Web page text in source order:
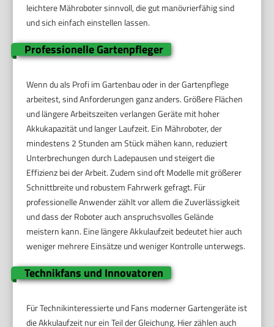
leichtere Mähroboter sinnvoll, die gut manövrierfähig sind
und sich einfach einstellen lassen.
Professionelle Gartenpfleger
Wenn du als Profi im Gartenbau oder in der Gartenpflege
arbeitest, sind Anforderungen ganz anders. Größere Flächen
und längere Arbeitszeiten verlangen Geräte mit hoher
Akkukapazität und langer Laufzeit. Ein Mähroboter, der
mindestens 2 Stunden am Stück mähen kann, reduziert
Unterbrechungen durch Ladepausen und steigert die
Effizienz bei der Arbeit. Zudem sind oft Modelle mit größerer
Schnittbreite und robustem Fahrwerk gefragt. Für
professionelle Anwender zählt vor allem die Zuverlässigkeit
und dass der Roboter auch anspruchsvolles Gelände
meistern kann. Eine längere Akkulaufzeit bedeutet hier auch
weniger mehrere Einsätze und weniger Kontrolle unterwegs.
Technikfans und Innovatoren
Für Technikinteressierte und Fans moderner Gartengeräte ist
die Akkulaufzeit nur ein Teil der Gleichung. Hier zählen auch